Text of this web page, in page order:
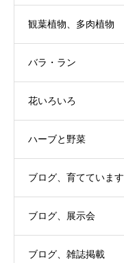
観葉植物、多肉植物
バラ・ラン
花いろいろ
ハーブと野菜
ブログ、育てています
ブログ、展示会
ブログ、雑誌掲載